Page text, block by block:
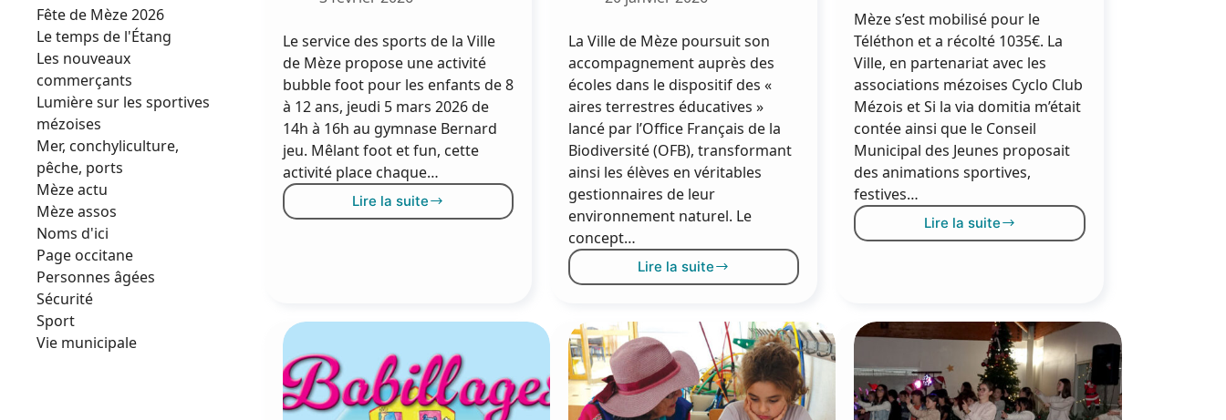
Le service des sports de la Ville
de Mèze propose une activité
bubble foot pour les enfants de 8
à 12 ans, jeudi 5 mars 2026 de
14h à 16h au gymnase Bernard
jeu. Mêlant foot et fun, cette
activité place chaque…
Lire la suite
À
5
mars
2026
La Ville de Mèze poursuit son
accompagnement auprès des
écoles dans le dispositif des «
aires terrestres éducatives »
lancé par l’Office Français de la
Biodiversité (OFB), transformant
ainsi les élèves en véritables
gestionnaires de leur
environnement naturel. Le
concept…
Lire la suite
Aires
l’école
grandeur
nature
Mèze s’est mobilisé pour le
Téléthon et a récolté 1035€. La
Ville, en partenariat avec les
associations mézoises Cyclo Club
Mézois et Si la via domitia m’était
contée ainsi que le Conseil
Municipal des Jeunes proposait
des animations sportives,
festives…
Lire la suite
Mèze
Fête de Mèze 2026
Le temps de l'Étang
Les nouveaux
commerçants
Lumière sur les sportives
mézoises
Mer, conchyliculture,
pêche, ports
Mèze actu
Mèze assos
Noms d'ici
Page occitane
Personnes âgées
Sécurité
Sport
Vie municipale